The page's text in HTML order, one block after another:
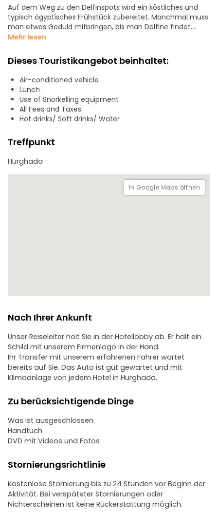
Auf dem Weg zu den Delfinspots wird ein köstliches und
typisch ägyptisches Frühstück zubereitet. Manchmal muss
man etwas Geduld mitbringen, bis man Delfine findet.
Nach einer Einweisung durch unsere geschulte Crew kann
die einmalige Gelegenheit, mit Delfinen in ihrer natürlichen
Umgebung zu schwimmen.
Auf dieser Tour gibt es 2 - 3 Schnorchelstopps und
verschiedene Riffe.
Bei jeder Schnorcheltour sind unsere Guides an Ihrer Seite
und zeigen Ihnen die schönsten Plätze an den Riffen.
und lassen Sie sich von der Bootscrew mit einem frisch
Entspannen Sie sich auf dem Sonnendeck und erleben Sie
einen unvergesslichen Tag mit uns.
Mehr lesen
Dieses Touristikangebot beinhaltet:
Air-conditioned vehicle
Lunch
Use of Snorkelling equipment
All Fees and Taxes
Hot drinks/ Soft drinks/ Water
Treffpunkt
Hurghada
In Google Maps öffnen
Nach Ihrer Ankunft
Unser Reiseleiter holt Sie in der Hotellobby ab. Er hält ein
Schild mit unserem Firmenlogo in der Hand.
Ihr Transfer mit unserem erfahrenen Fahrer wartet
bereits auf Sie. Das Auto ist gut gewartet und mit
Klimaanlage von jedem Hotel in Hurghada.
Zu berücksichtigende Dinge
Was ist ausgeschlossen
Handtuch
DVD mit Videos und Fotos
Stornierungsrichtlinie
Kostenlose Stornierung bis zu 24 Stunden vor Beginn der
Aktivität. Bei verspäteter Stornierungen oder
Nichterscheinen ist keine Rückerstattung möglich.